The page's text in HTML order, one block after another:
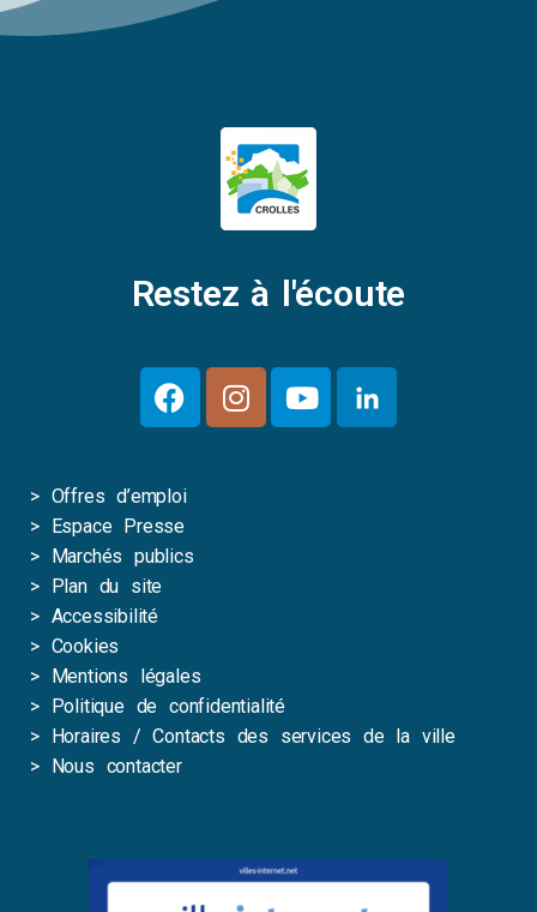
Restez à l'écoute
> Offres d’emploi
>
Espace Presse
>
Marchés publics
>
Plan du site
> Accessibilité
> Cookies
>
Mentions légales
>
Politique de confidentialité
>
Horaires / Contacts des services de la ville
>
Nous contacter